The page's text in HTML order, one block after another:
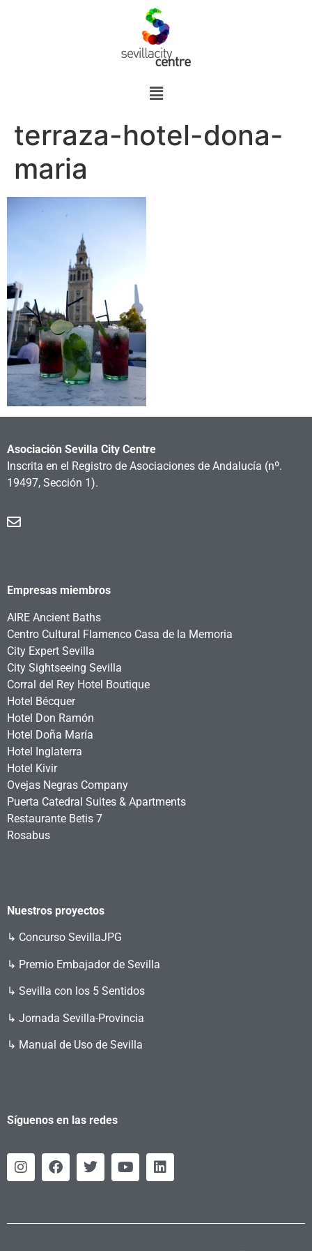
terraza-hotel-dona-
maria
Asociación Sevilla City Centre
Inscrita en el Registro de Asociaciones de Andalucía (nº.
19497, Sección 1).
Empresas miembros
AIRE Ancient Baths
Centro Cultural Flamenco Casa de la Memoria
City Expert Sevilla
City Sightseeing Sevilla
Corral del Rey Hotel Boutique
Hotel Bécquer
Hotel Don Ramón
Hotel Doña María
Hotel Inglaterra
Hotel Kivir
Ovejas Negras Company
Puerta Catedral Suites & Apartments
Restaurante Betis 7
Rosabus
Nuestros proyectos
↳ Concurso SevillaJPG
↳ Premio Embajador de Sevilla
↳ Sevilla con los 5 Sentidos
↳ Jornada Sevilla-Provincia
↳ Manual de Uso de Sevilla
Síguenos en las redes